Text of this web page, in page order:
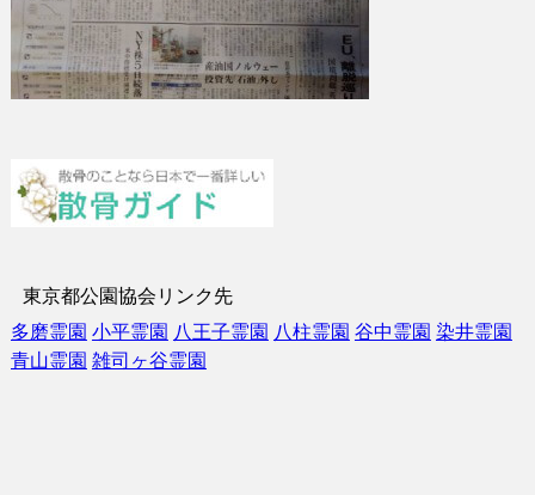
東京都公園協会リンク先
多磨霊園 小平霊園 八王子霊園 八柱霊園 谷中霊園 染井霊園
青山霊園 雑司ヶ谷霊園